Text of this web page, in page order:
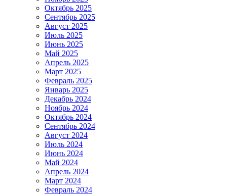
Октябрь 2025
Сентябрь 2025
Август 2025
Июль 2025
Июнь 2025
Май 2025
Апрель 2025
Март 2025
Февраль 2025
Январь 2025
Декабрь 2024
Ноябрь 2024
Октябрь 2024
Сентябрь 2024
Август 2024
Июль 2024
Июнь 2024
Май 2024
Апрель 2024
Март 2024
Февраль 2024